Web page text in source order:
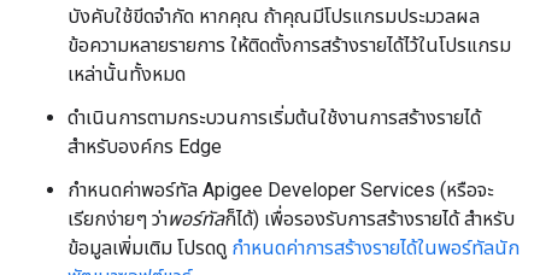
บังคับใช้ขีดจำกัด หากคุณ ถ้าคุณมีโปรแกรมประมวลผล
ข้อความหลายรายการ ให้ติดตั้งการสร้างรายได้ไว้ในโปรแกรม
เหล่านั้นทั้งหมด
ดำเนินการตามกระบวนการเริ่มต้นใช้งานการสร้างรายได้
สำหรับองค์กร Edge
กำหนดค่าพอร์ทัล Apigee Developer Services (หรือจะ
เรียกง่ายๆ ว่าพอร์ทัลก็ได้) เพื่อรองรับการสร้างรายได้ สำหรับ
ข้อมูลเพิ่มเติม โปรดดู กำหนดค่าการสร้างรายได้ในพอร์ทัลนัก